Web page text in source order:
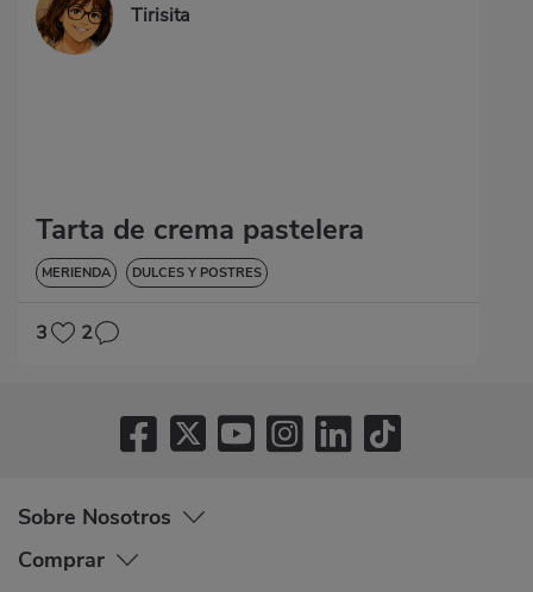
Tirisita
Tarta de crema pastelera
MERIENDA DULCES Y POSTRES
3 2
Sobre Nosotros
Comprar